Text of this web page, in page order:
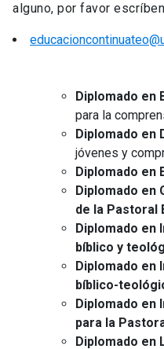
alguno, por favor
Diplomado en
para la
Diplomado en
jóvenes y
Diplomado en
Diplomado en
de la Pastoral
Diplomado en
bíblico y
Diplomado en
bíblico-
Diplomado en
para la
Diplomado en